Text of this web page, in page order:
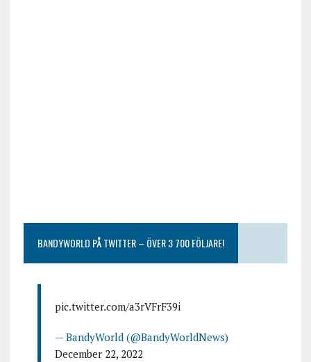
BANDYWORLD PÅ TWITTER – ÖVER 3 700 FÖLJARE!
pic.twitter.com/a3rVFrF39i
— BandyWorld (@BandyWorldNews)
December 22, 2022